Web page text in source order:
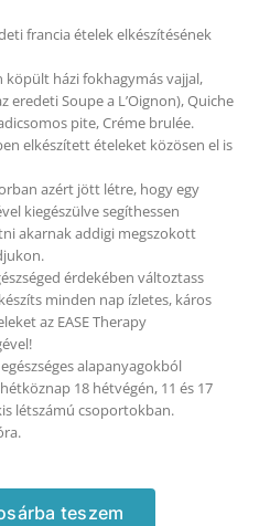
francia ételek elkészítésének
köpült házi fokhagymás vajjal,
eredeti Soupe a L’Oignon), Quiche
pite, Créme brulée.
elkészített ételeket közösen el is
azért jött létre, hogy egy
kiegészülve segíthessen
akarnak addigi megszokott
érdekében változtass
minden nap ízletes, káros
az EASE Therapy
alapanyagokból
18 hétvégén, 11 és 17
létszámú csoportokban.
teszem